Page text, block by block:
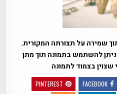
שמירה על תצורתה המקורית.
להשתמש בתמונה תוך מתן
בצמוד לתמונה
FACEBOOK
PINTEREST